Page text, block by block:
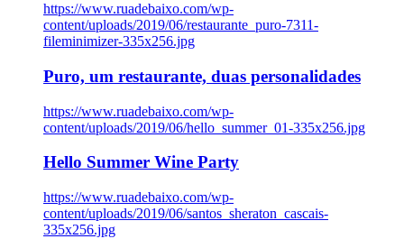
https://www.ruadebaixo.com/wp-
content/uploads/2019/06/restaurante_puro-7311-
fileminimizer-335x256.jpg
Puro, um restaurante, duas personalidades
https://www.ruadebaixo.com/wp-
content/uploads/2019/06/hello_summer_01-335x256.jpg
Hello Summer Wine Party
https://www.ruadebaixo.com/wp-
content/uploads/2019/06/santos_sheraton_cascais-
335x256.jpg